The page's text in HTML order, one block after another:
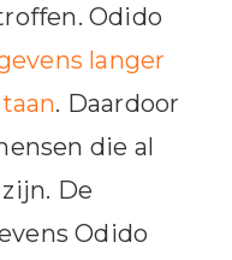
Odido
langer
. Daardoor
die al
De
Odido